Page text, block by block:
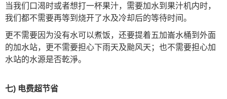
当我们口渴时或者想打一杯果汁，需要加水到果汁机内时，
我们都不需要再等到烧开了水及冷却后的等待时间。
更不需要因为没有水可以煮饭，还要提着五加崙水桶到外面
的加水站，更不需要担心下雨天及颱风天；也不需要担心加
水站的水源是否乾淨。
七) 电费超节省